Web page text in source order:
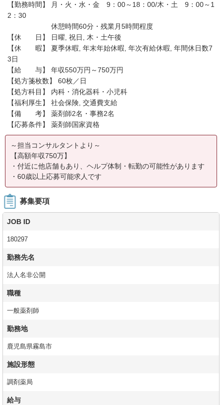
【勤務時間】 月・火・水・金 9：00～18：00/木・土 9：00～1
2：30
休憩時間60分・残業月5時間程度
【休 日】 日曜, 祝日, 木・土午後
【休 暇】 夏季休暇, 年末年始休暇, 年次有給休暇, 年間休日数7
3日
【給 与】 年収550万円～750万円
【処方箋枚数】 60枚／日
【処方科目】 内科・消化器科・小児科
【福利厚生】 社会保険, 交通費支給
【備 考】 薬剤師2名・事務2名
【応募条件】 薬剤師国家資格
～担当コンサルタントより～
【高額年収750万】
・付近に他店舗もあり、ヘルプ体制・転勤の可能性があります
・60歳以上応募可能求人です
募集要項
JOB ID
180297
勤務先名
法人名非公開
職種
一般薬剤師
勤務地
鹿児島県霧島市
施設形態
調剤薬局
給与